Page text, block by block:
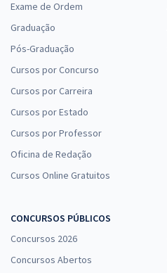
Exame de Ordem
Graduação
Pós-Graduação
Cursos por Concurso
Cursos por Carreira
Cursos por Estado
Cursos por Professor
Oficina de Redação
Cursos Online Gratuitos
CONCURSOS PÚBLICOS
Concursos 2026
Concursos Abertos